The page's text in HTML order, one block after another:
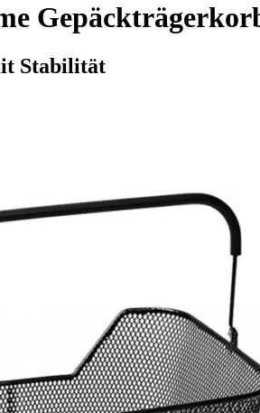
Stabilität